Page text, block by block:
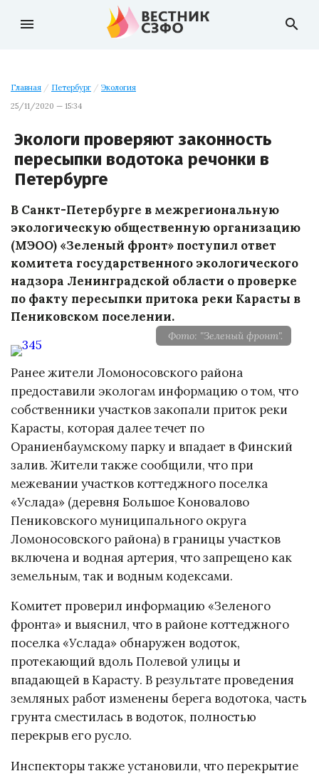
menu search
Главная / Петербург / Экология
25/11/2020 — 15:34
Экологи проверяют законность
пересыпки водотока речонки в
Петербурге
В Санкт-Петербурге в межрегиональную
экологическую общественную организацию
(МЭОО) «Зеленый фронт» поступил ответ
комитета государственного экологического
надзора Ленинградской области о проверке
по факту пересыпки притока реки Карасты в
Пениковском поселении.
Фото: "Зеленый фронт".
Ранее жители Ломоносовского района
предоставили экологам информацию о том, что
собственники участков закопали приток реки
Карасты, которая далее течет по
Ораниенбаумскому парку и впадает в Финский
залив. Жители также сообщили, что при
межевании участков коттеджного поселка
«Услада» (деревня Большое Коновалово
Пениковского муниципального округа
Ломоносовского района) в границы участков
включена и водная артерия, что запрещено как
земельным, так и водным кодексами.
Комитет проверил информацию «Зеленого
фронта» и выяснил, что в районе коттеджного
поселка «Услада» обнаружен водоток,
протекающий вдоль Полевой улицы и
впадающей в Карасту. В результате проведения
земляных работ изменены берега водотока, часть
грунта сместилась в водоток, полностью
перекрыв его русло.
Инспекторы также установили, что перекрытие